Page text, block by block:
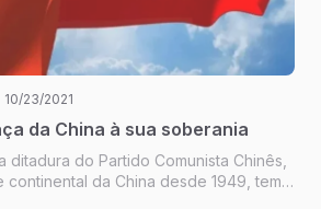
10/23/2021
da China à sua soberania
ditadura do Partido Comunista Chinês,
continental da China desde 1949, tem